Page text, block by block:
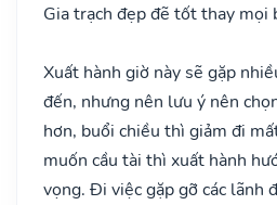
Gia trạch đẹp đẽ tốt thay mọi
Xuất hành giờ này sẽ gặp
đến, nhưng nên lưu ý nên
hơn, buổi chiều thì giảm đi
muốn cầu tài thì xuất hành
vọng. Đi việc gặp gỡ các lãnh